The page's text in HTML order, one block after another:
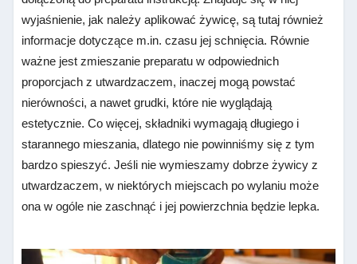
wyjaśnienie, jak należy aplikować żywicę, są tutaj również
informacje dotyczące m.in. czasu jej schnięcia. Równie
ważne jest zmieszanie preparatu w odpowiednich
proporcjach z utwardzaczem, inaczej mogą powstać
nierówności, a nawet grudki, które nie wyglądają
estetycznie. Co więcej, składniki wymagają długiego i
starannego mieszania, dlatego nie powinniśmy się z tym
bardzo spieszyć. Jeśli nie wymieszamy dobrze żywicy z
utwardzaczem, w niektórych miejscach po wylaniu może
ona w ogóle nie zaschnąć i jej powierzchnia będzie lepka.